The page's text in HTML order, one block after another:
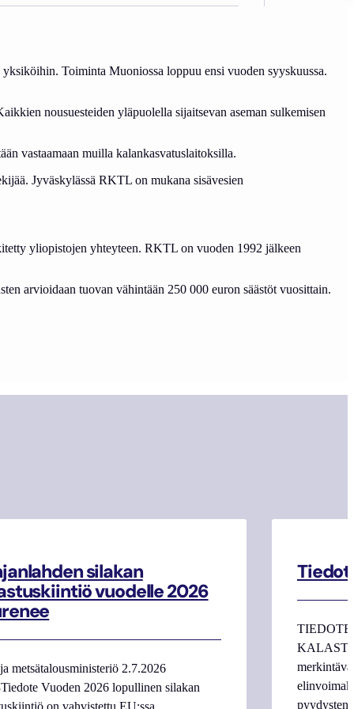
Toiminta Muoniossa loppuu ensi vuoden syyskuussa.
nousuesteiden yläpuolella sijaitsevan aseman sulkemisen
vastaamaan muilla kalankasvatuslaitoksilla.
Jyväskylässä RKTL on mukana sisävesien
yliopistojen yhteyteen. RKTL on vuoden 1992 jälkeen
arvioidaan tuovan vähintään 250 000 euron säästöt vuosittain.
silakan
vuodelle 2026
metsätalousministeriö 2.7.2026
Vuoden 2026 lopullinen silakan
on vahvistettu EU:ssa
pyydysten